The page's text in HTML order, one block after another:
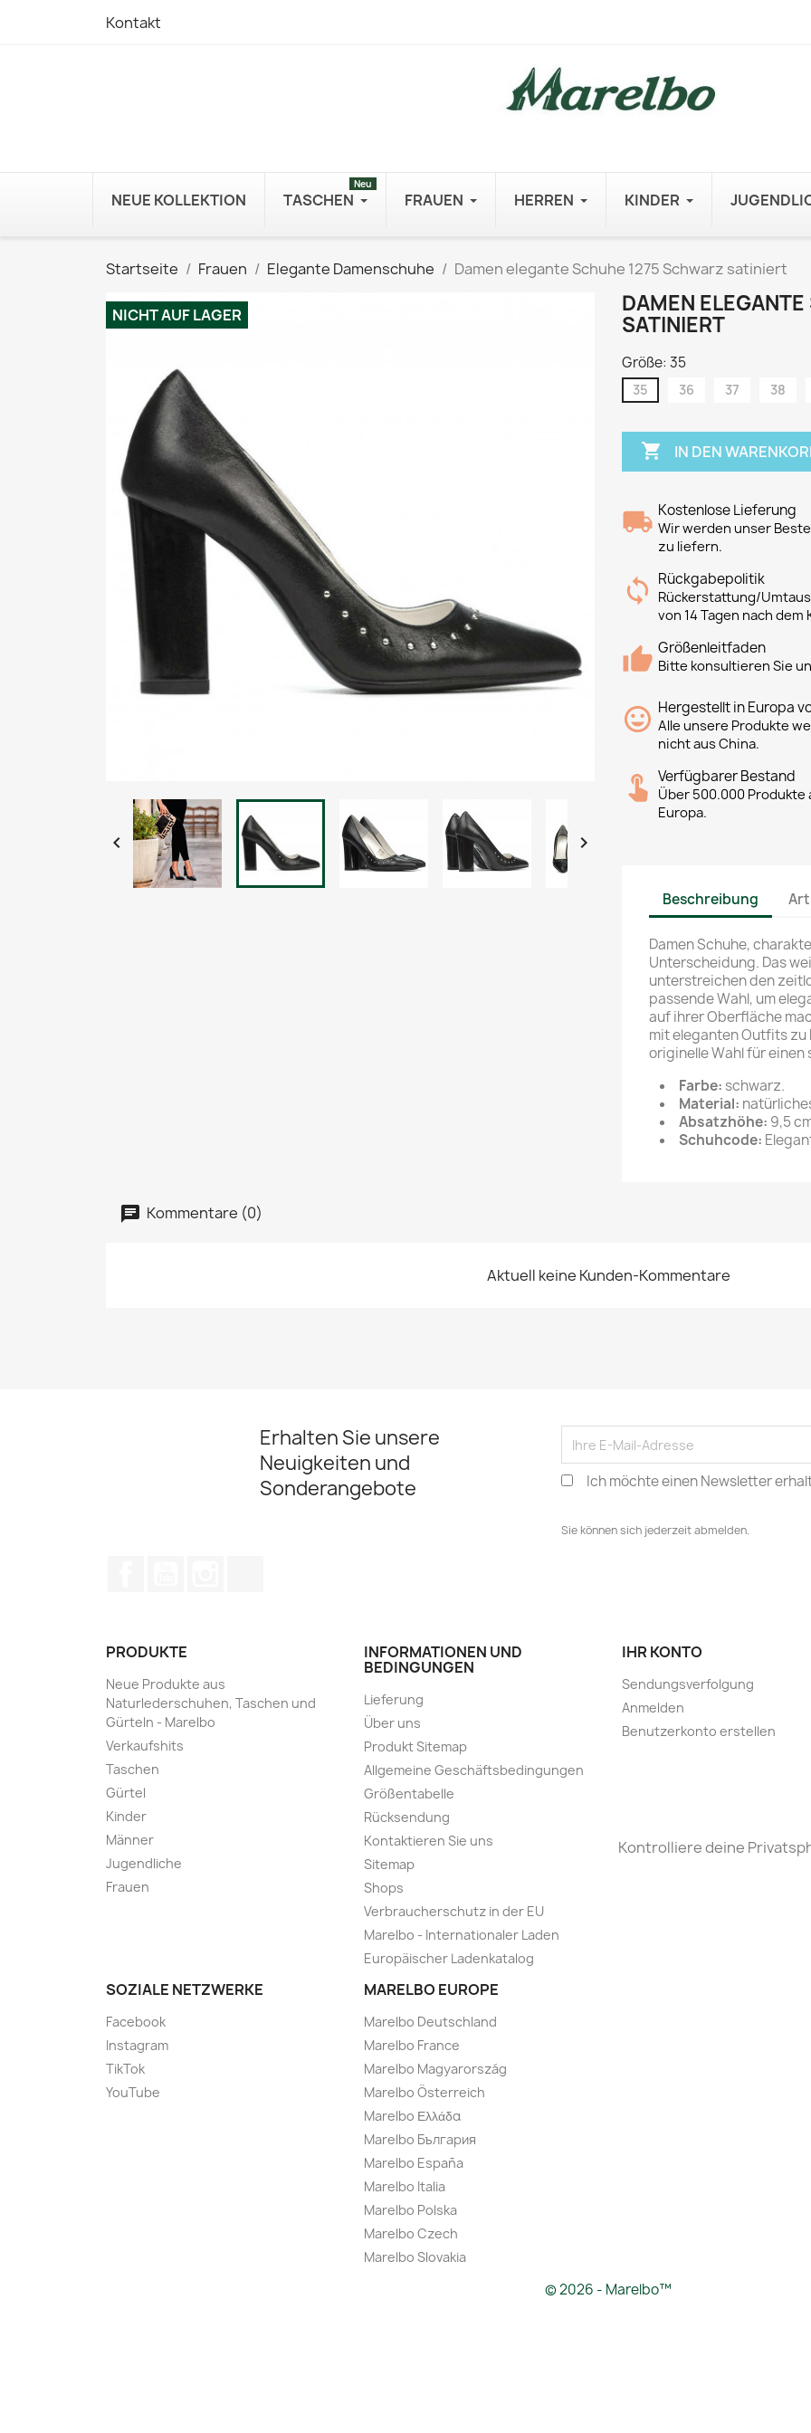
Kontakt
NEUE KOLLEKTION TASCHEN
Neu
FRAUEN HERREN KINDER
Startseite Frauen Elegante Damenschuhe Damen elegante Schuhe 1275 Schwarz satiniert
NICHT AUF LAGER
 
DAMEN
SATINIERT
Größe: 35
35 36 37 38
 IN DEN
Kostenlose Lieferung
Wir werden unser
zu liefern.
Rückgabepolitik
Rückerstattung/
von 14 Tagen nach dem
Größenleitfaden
Bitte konsultieren Sie
Hergestellt in Europa
Alle unsere Produkte
nicht aus China.
Verfügbarer Bestand
Über 500.000
Europa.
Beschreibung
Damen Schuhe,
Unterscheidung. Das
unterstreichen den
passende Wahl, um
auf ihrer Oberfläche
mit eleganten Outfits zu
originelle Wahl für
Farbe: schwarz.
Material:
Absatzhöhe: 9,5
Schuhcode:
Kommentare (0)
Aktuell keine Kunden-Kommentare
Erhalten Sie unsere
Neuigkeiten und
Sonderangebote
Ich möchte einen Newsletter
Sie können sich jederzeit abmelden.
PRODUKTE
Neue Produkte aus
Naturlederschuhen, Taschen und
Gürteln - Marelbo
Verkaufshits
Taschen
Gürtel
Kinder
Männer
Jugendliche
Frauen
INFORMATIONEN UND
BEDINGUNGEN
Lieferung
Über uns
Produkt Sitemap
Allgemeine Geschäftsbedingungen
Größentabelle
Rücksendung
Kontaktieren Sie uns
Sitemap
Shops
Verbraucherschutz in der EU
Marelbo - Internationaler Laden
Europäischer Ladenkatalog
SOZIALE NETZWERKE
Facebook
Instagram
TikTok
YouTube
MARELBO EUROPE
Marelbo Deutschland
Marelbo France
Marelbo Magyarország
Marelbo Österreich
Marelbo Ελλάδα
Marelbo България
Marelbo España
Marelbo Italia
Marelbo Polska
Marelbo Czech
Marelbo Slovakia
IHR KONTO
Sendungsverfolgung
Anmelden
Benutzerkonto erstellen
Kontrolliere deine
© 2026 - Marelbo™